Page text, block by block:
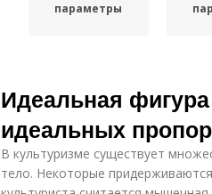
параметры
Идеальная
идеальных
В культуризме существует
тело. Некоторые